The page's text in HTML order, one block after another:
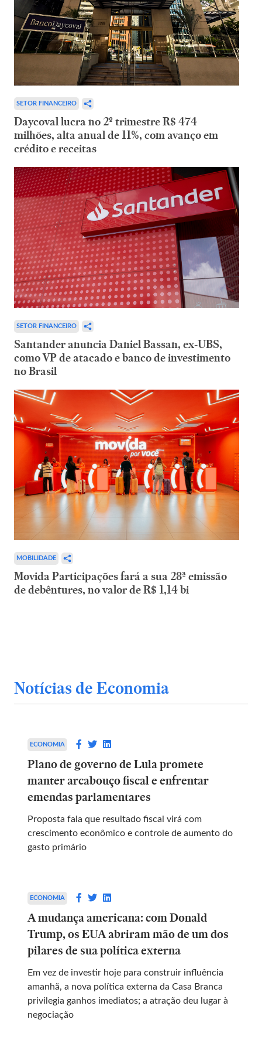
SETOR FINANCEIRO
Daycoval lucra no 2º trimestre R$ 474
milhões, alta anual de 11%, com avanço em
crédito e receitas
SETOR FINANCEIRO
Santander anuncia Daniel Bassan, ex-UBS,
como VP de atacado e banco de investimento
no Brasil
MOBILIDADE
Movida Participações fará a sua 28ª emissão
de debêntures, no valor de R$ 1,14 bi
Notícias de Economia
ECONOMIA
Plano de governo de Lula promete
manter arcabouço fiscal e enfrentar
emendas parlamentares
Proposta fala que resultado fiscal virá com
crescimento econômico e controle de aumento do
gasto primário
ECONOMIA
A mudança americana: com Donald
Trump, os EUA abriram mão de um dos
pilares de sua política externa
Em vez de investir hoje para construir influência
amanhã, a nova política externa da Casa Branca
privilegia ganhos imediatos; a atração deu lugar à
negociação